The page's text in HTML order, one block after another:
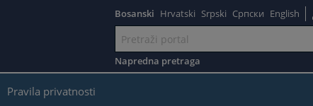
Bosanski Hrvatski Srpski Српски English
Napredna pretraga
Pravila privatnosti